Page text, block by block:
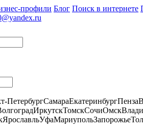
профили Блог Поиск в интернете
ПетербургСамараЕкатеринбургПенза
ИркутскТомскСочиОмск
ЯрославльУфаМариупольЗапорожье